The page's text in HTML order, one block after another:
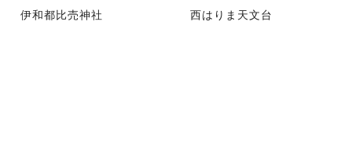
伊和都比売神社 西はりま天文台